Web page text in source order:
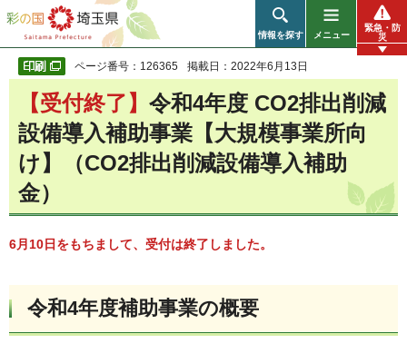
彩の国 埼玉県
情報を探す メニュー
緊急・防
災
ページ番号：126365 掲載日：2022年6月13日
【受付終了】 令和4年度 CO2排出削減
設備導入補助事業【大規模事業所向
け】（CO2排出削減設備導入補助
金）
6月10日をもちまして、受付は終了しました。
令和4年度補助事業の概要